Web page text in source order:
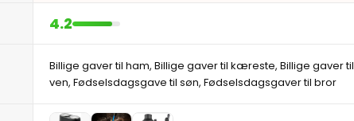
4.2
Billige gaver til ham, Billige gaver til kæreste, Billige gaver til
ven, Fødselsdagsgave til søn, Fødselsdagsgaver til bror